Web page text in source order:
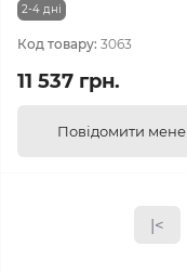
2-4 днi
Код товару: 3063
11 537 грн.
Повідомити мене
|<